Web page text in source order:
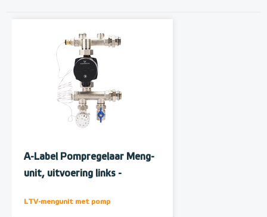
A-Label Pompregelaar Meng-
unit, uitvoering links -
LTV-mengunit met pomp